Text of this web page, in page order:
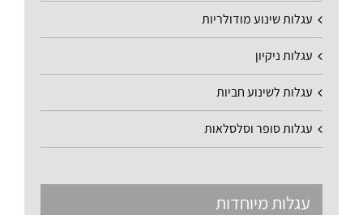
עגלות שינוע מודולריות
עגלות ניקיון
עגלות לשינוע חביות
עגלות סופר וסלסלאות
עגלות מיוחדות